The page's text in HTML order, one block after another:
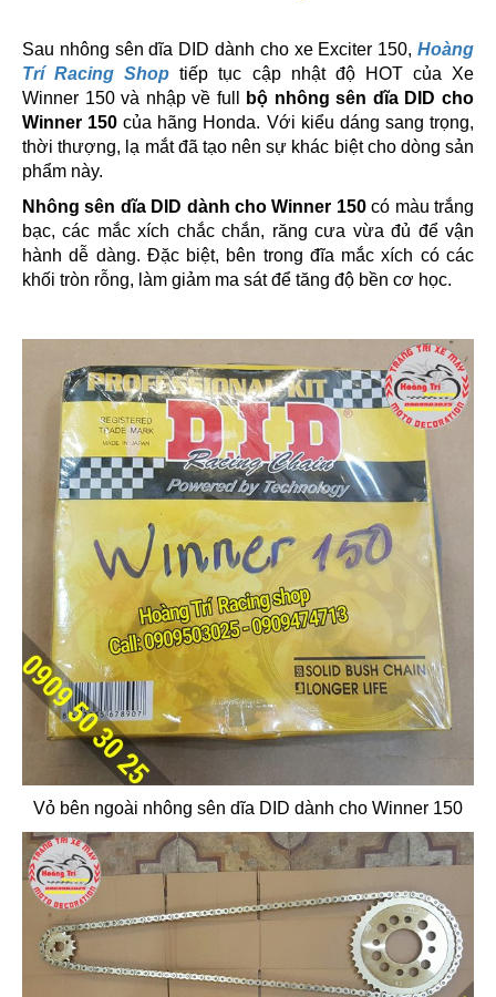
Sau nhông sên dĩa DID dành cho xe Exciter 150, Hoàng
Trí Racing Shop tiếp tục cập nhật độ HOT của Xe
Winner 150 và nhập về full
bộ nhông sên dĩa DID cho
Winner 150 của hãng Honda. Với kiểu dáng sang trọng,
thời thượng, lạ mắt đã tạo nên sự khác biệt cho dòng sản
phẩm này.
Nhông sên dĩa DID dành cho Winner 150có màu trắng
bạc, các mắc xích chắc chắn, răng cưa vừa đủ để vận
hành dễ dàng. Đặc biệt, bên trong đĩa mắc xích có các
khối tròn rỗng, làm giảm ma sát để tăng độ bền cơ học.
Vỏ bên ngoài nhông sên dĩa DID dành cho Winner 150